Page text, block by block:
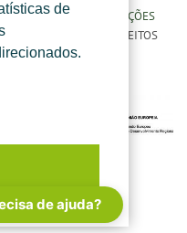
de
E CONDIÇÕES
CONDIÇÕES
2022.
TODOS OS DIREITOS
de ajuda?